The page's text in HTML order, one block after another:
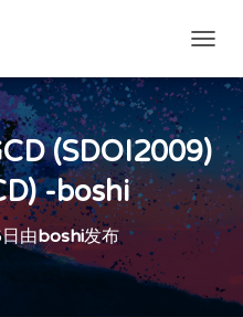
换
导
航
(SDOI2009)
-boshi
由boshi发布